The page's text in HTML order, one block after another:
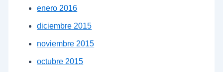
enero 2016
diciembre 2015
noviembre 2015
octubre 2015